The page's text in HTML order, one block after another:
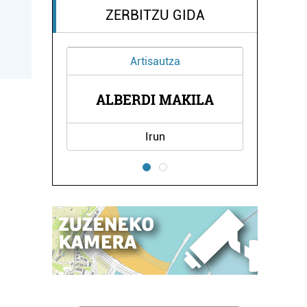
ZERBITZU GIDA
Artisautza
ALBERDI MAKILA
Irun